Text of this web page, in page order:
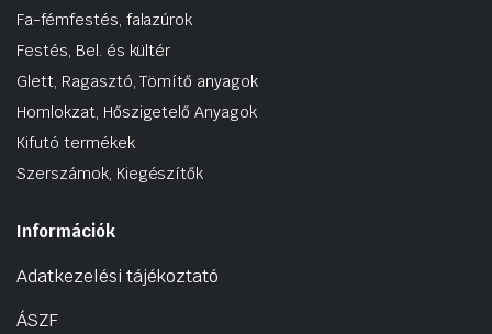
Fa-fémfestés, falazúrok
Festés, Bel. és kültér
Glett, Ragasztó, Tömítő anyagok
Homlokzat, Hőszigetelő Anyagok
Kifutó termékek
Szerszámok, Kiegészítők
Információk
Adatkezelési tájékoztató
ÁSZF